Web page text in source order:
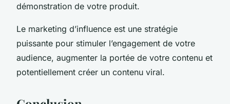
démonstration de votre produit.
Le marketing d’influence est une stratégie
puissante pour stimuler l’engagement de votre
audience, augmenter la portée de votre contenu et
potentiellement créer un contenu viral.